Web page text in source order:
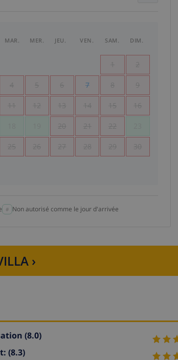
MAR. MER. JEU. VEN. SAM. DIM.
1 2
4 5 6 7 8 9
11 12 13 14 15 16
20 21 22
25 26 27 28 29 30
Non autorisé comme le jour d'arrivée
›
(8.0)
(8.3)